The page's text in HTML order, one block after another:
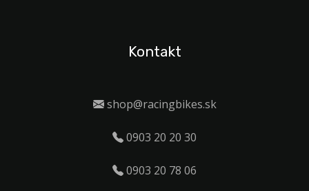
Kontakt
shop@racingbikes.sk
0903 20 20 30
0903 20 78 06